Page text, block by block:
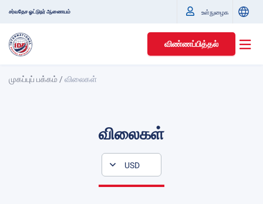
சர்வதேச ஓட்டுநர் ஆணையம் உள்நுழைக
விண்ணப்பித்தல்
முகப்புப் பக்கம் /விலைகள்
விலைகள்
USD